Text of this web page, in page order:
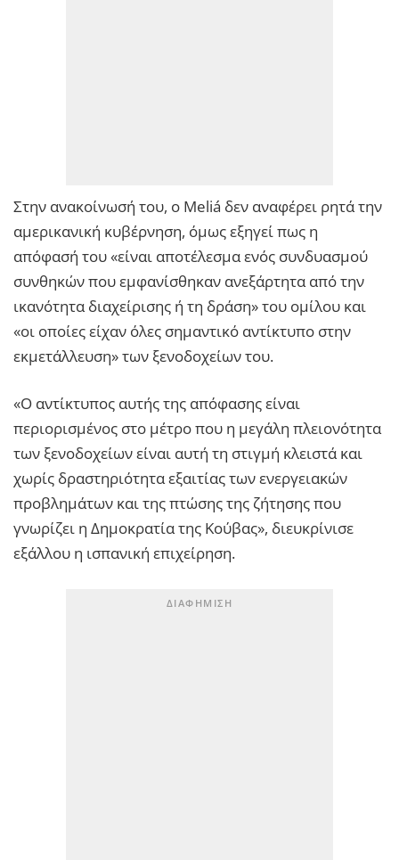
Στην ανακοίνωσή του, ο Meliá δεν αναφέρει ρητά την
αμερικανική κυβέρνηση, όμως εξηγεί πως η
απόφασή του «είναι αποτέλεσμα ενός συνδυασμού
συνθηκών που εμφανίσθηκαν ανεξάρτητα από την
ικανότητα διαχείρισης ή τη δράση» του ομίλου και
«οι οποίες είχαν όλες σημαντικό αντίκτυπο στην
εκμετάλλευση» των ξενοδοχείων του.
«Ο αντίκτυπος αυτής της απόφασης είναι
περιορισμένος στο μέτρο που η μεγάλη πλειονότητα
των ξενοδοχείων είναι αυτή τη στιγμή κλειστά και
χωρίς δραστηριότητα εξαιτίας των ενεργειακών
προβλημάτων και της πτώσης της ζήτησης που
γνωρίζει η Δημοκρατία της Κούβας», διευκρίνισε
εξάλλου η ισπανική επιχείρηση.